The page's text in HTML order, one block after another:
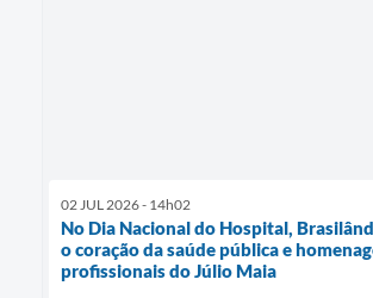
02 JUL 2026 - 14h02
No Dia Nacional do Hospital,
o coração da saúde pública e
profissionais do Júlio Maia